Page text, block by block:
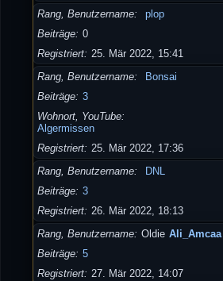
Rang, Benutzername
plop
Beiträge 0
Registriert 25. Mär 2022, 15:41
Rang, Benutzername
Bonsai
Beiträge 3
Wohnort, YouTube
Algermissen
Registriert 25. Mär 2022, 17:36
Rang, Benutzername
DNL
Beiträge 3
Registriert 26. Mär 2022, 18:13
Rang, Benutzername Oldie Ali_Amcaa
Beiträge 5
Registriert 27. Mär 2022, 14:07